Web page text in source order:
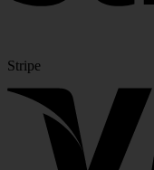
Stripe